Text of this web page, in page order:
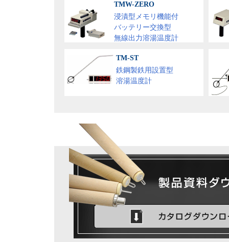
TMW-ZERO
浸漬型メモリ機能付
バッテリー交換型
無線出力溶湯温度計
TM-ST
鉄鋼製鉄用設置型
溶湯温度計